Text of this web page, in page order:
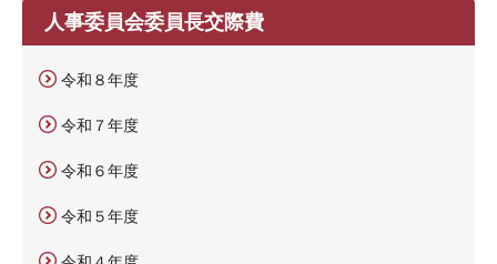
人事委員会委員長交際費
令和８年度
令和７年度
令和６年度
令和５年度